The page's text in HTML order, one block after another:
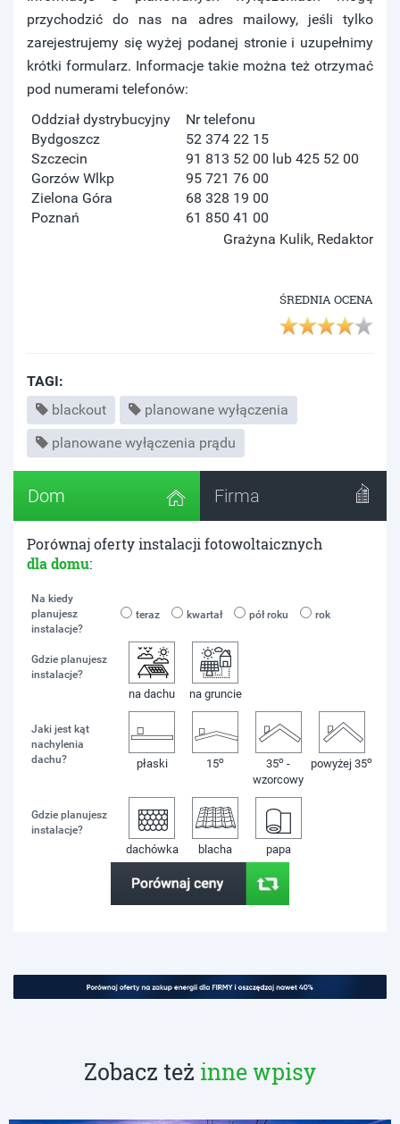
przychodzić do nas na adres mailowy, jeśli tylko
zarejestrujemy się wyżej podanej stronie i uzupełnimy
krótki formularz. Informacje takie można też otrzymać
pod numerami telefonów:
Oddział dystrybucyjny
Nr telefonu
Bydgoszcz
52 374 22 15
Szczecin
91 813 52 00 lub 425 52 00
Gorzów Wlkp
95 721 76 00
Zielona Góra
68 328 19 00
Poznań
61 850 41 00
Grażyna Kulik, Redaktor
ŚREDNIA OCENA
TAGI:
blackout
planowane wyłączenia
planowane wyłączenia prądu
Dom Firma
Porównaj oferty instalacji fotowoltaicznych
dla domu:
Na kiedy
planujesz
instalacje?
teraz kwartał pół roku rok
Gdzie planujesz
instalacje?
na dachu na gruncie
Jaki jest kąt
nachylenia
dachu?
płaski 15o 35o -
wzorcowy
powyżej 35o
Gdzie planujesz
instalacje?
dachówka blacha papa
Zobacz też inne wpisy